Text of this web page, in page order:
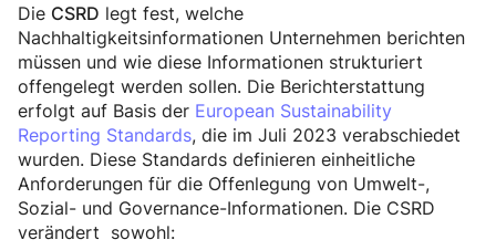
Die CSRD legt fest, welche
Nachhaltigkeitsinformationen Unternehmen berichten
müssen und wie diese Informationen strukturiert
offengelegt werden sollen. Die Berichterstattung
erfolgt auf Basis der European Sustainability
Reporting Standards, die im Juli 2023 verabschiedet
wurden. Diese Standards definieren einheitliche
Anforderungen für die Offenlegung von Umwelt-,
Sozial- und Governance-Informationen. Die CSRD
verändert sowohl: